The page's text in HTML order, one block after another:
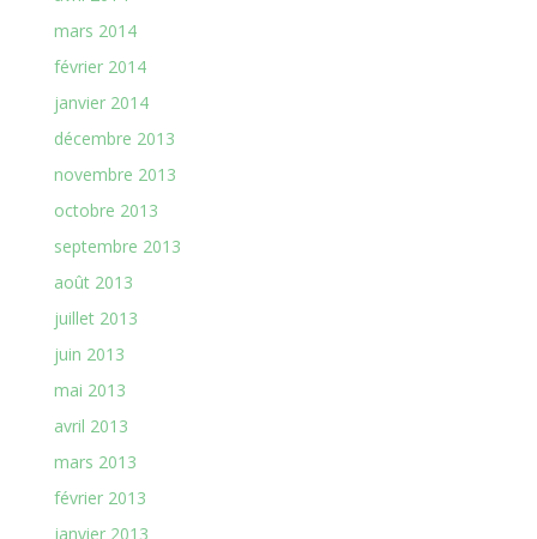
mars 2014
février 2014
janvier 2014
décembre 2013
novembre 2013
octobre 2013
septembre 2013
août 2013
juillet 2013
juin 2013
mai 2013
avril 2013
mars 2013
février 2013
janvier 2013